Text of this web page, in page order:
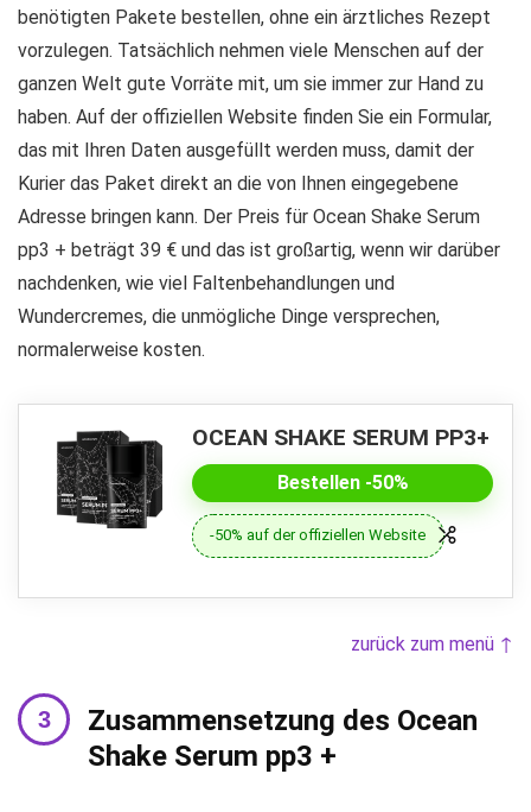
benötigten Pakete bestellen, ohne ein ärztliches Rezept
vorzulegen. Tatsächlich nehmen viele Menschen auf der
ganzen Welt gute Vorräte mit, um sie immer zur Hand zu
haben. Auf der offiziellen Website finden Sie ein Formular,
das mit Ihren Daten ausgefüllt werden muss, damit der
Kurier das Paket direkt an die von Ihnen eingegebene
Adresse bringen kann. Der Preis für Ocean Shake Serum
pp3 + beträgt 39 € und das ist großartig, wenn wir darüber
nachdenken, wie viel Faltenbehandlungen und
Wundercremes, die unmögliche Dinge versprechen,
normalerweise kosten.
OCEAN SHAKE SERUM PP3+
Bestellen -50%
-50% auf der offiziellen Website
zurück zum menü ↑
Zusammensetzung des Ocean
Shake Serum pp3 +